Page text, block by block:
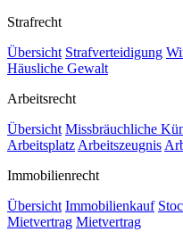
Strafrecht
Übersicht Strafverteidigung
Häusliche Gewalt
Arbeitsrecht
Übersicht Missbräuchliche
Arbeitsplatz Arbeitszeugnis
Immobilienrecht
Übersicht Immobilienkauf
Mietvertrag Mietvertrag